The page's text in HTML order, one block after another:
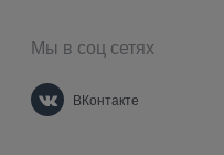
Мы в соц сетях
ВКонтакте